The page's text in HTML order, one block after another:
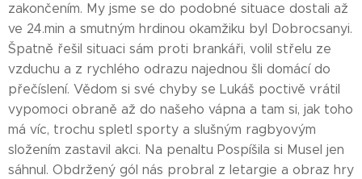
zakončením. My jsme se do podobné situace dostali až
ve 24.min a smutným hrdinou okamžiku byl Dobrocsanyi.
Špatně řešil situaci sám proti brankáři, volil střelu ze
vzduchu a z rychlého odrazu najednou šli domácí do
přečíslení. Vědom si své chyby se Lukáš poctivě vrátil
vypomoci obraně až do našeho vápna a tam si, jak toho
má víc, trochu spletl sporty a slušným ragbyovým
složením zastavil akci. Na penaltu Pospíšila si Musel jen
sáhnul. Obdržený gól nás probral z letargie a obraz hry